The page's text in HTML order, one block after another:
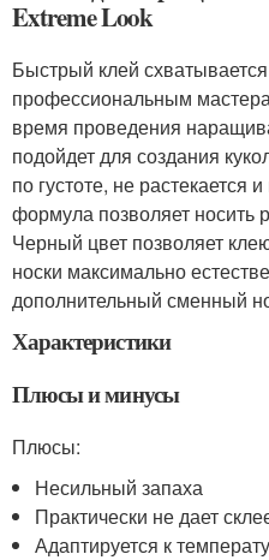
Extreme Look
Быстрый клей
профессиональным
время проведения
подойдет для создания
по густоте, не растекается
формула позволяет носить
Черный цвет позволяет
носки максимально
дополнительный сменный
Характеристики
Плюсы и минусы
Плюсы:
Несильный запаха
Практически не дает
Адаптируется к